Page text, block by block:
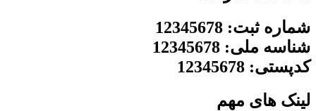
شماره ثبت: 12345678
شناسه ملی: 12345678
کدپستی: 12345678
لینک های مهم